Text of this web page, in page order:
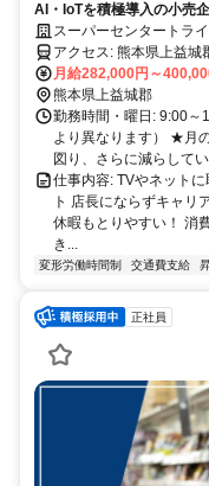
AI・IoTを積極導入の小売
り！スーパーセンタートラ
アクセス: 熊本県上益城郡益城町広崎保留地15街区 勤務地：配属は所
在地の都道府県 ※初任
属します。 ※エリア内
ます。
月給282,000円～
熊本県上益城郡
勤務時間・曜日: 9:00～
より異なります） ★月
図り、さらに減らして
仕事内容: TVやネット
ト 店長にならずキャリ
休暇もとりやすい！ 消
き...
変形労働時間制 交通費支給
正社員